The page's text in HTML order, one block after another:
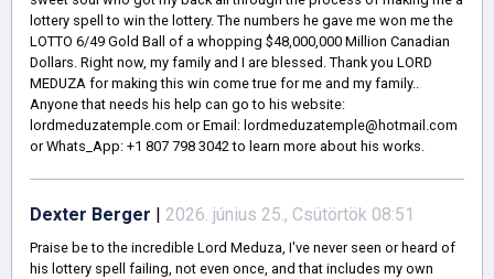
lottery spell to win the lottery. The numbers he gave me won me the
LOTTO 6/49 Gold Ball of a whopping $48,000,000 Million Canadian
Dollars. Right now, my family and I are blessed. Thank you LORD
MEDUZA for making this win come true for me and my family..
Anyone that needs his help can go to his website:
lordmeduzatemple.com or Email: lordmeduzatemple@hotmail.com
or Whats_App: +1 807 798 3042 to learn more about his works.
Dexter Berger | 2026. június 25., Csütörtök 08:51
Praise be to the incredible Lord Meduza, I've never seen or heard of
his lottery spell failing, not even once, and that includes my own